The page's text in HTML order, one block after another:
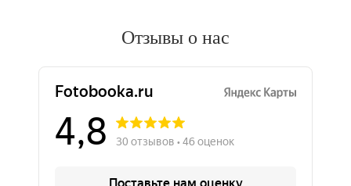
Отзывы о нас